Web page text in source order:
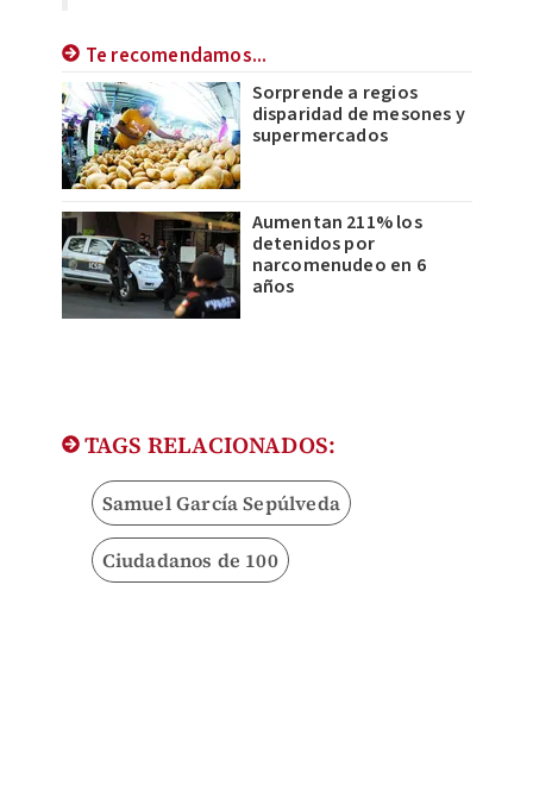
Te recomendamos...
Sorprende a regios
disparidad de mesones y
supermercados
Aumentan 211% los
detenidos por
narcomenudeo en 6
años
TAGS RELACIONADOS:
Samuel García Sepúlveda
Ciudadanos de 100